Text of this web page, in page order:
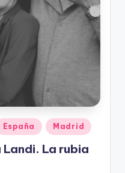
España Madrid
La rubia